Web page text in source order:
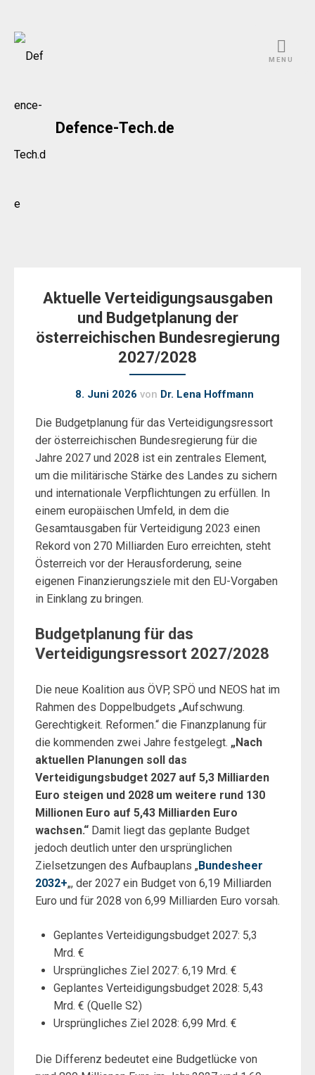
Skip
Defence-Tech.de
MENU
Aktuelle Verteidigungsausgaben
und Budgetplanung der
österreichischen Bundesregierung
2027/2028
8. Juni 2026 von Dr. Lena Hoffmann
Die Budgetplanung für das Verteidigungsressort
der österreichischen Bundesregierung für die
Jahre 2027 und 2028 ist ein zentrales Element,
um die militärische Stärke des Landes zu sichern
und internationale Verpflichtungen zu erfüllen. In
einem europäischen Umfeld, in dem die
Gesamtausgaben für Verteidigung 2023 einen
Rekord von 270 Milliarden Euro erreichten, steht
Österreich vor der Herausforderung, seine
eigenen Finanzierungsziele mit den EU-Vorgaben
in Einklang zu bringen.
Budgetplanung für das
Verteidigungsressort 2027/2028
Die neue Koalition aus ÖVP, SPÖ und NEOS hat im
Rahmen des Doppelbudgets „Aufschwung.
Gerechtigkeit. Reformen.“ die Finanzplanung für
die kommenden zwei Jahre festgelegt. „Nach
aktuellen Planungen soll das
Verteidigungsbudget 2027 auf 5,3 Milliarden
Euro steigen und 2028 um weitere rund 130
Millionen Euro auf 5,43 Milliarden Euro
wachsen.“ Damit liegt das geplante Budget
jedoch deutlich unter den ursprünglichen
Zielsetzungen des Aufbauplans „Bundesheer
2032+„, der 2027 ein Budget von 6,19 Milliarden
Euro und für 2028 von 6,99 Milliarden Euro vorsah.
Geplantes Verteidigungsbudget 2027: 5,3
Mrd. €
Ursprüngliches Ziel 2027: 6,19 Mrd. €
Geplantes Verteidigungsbudget 2028: 5,43
Mrd. € (Quelle S2)
Ursprüngliches Ziel 2028: 6,99 Mrd. €
Die Differenz bedeutet eine Budgetlücke von